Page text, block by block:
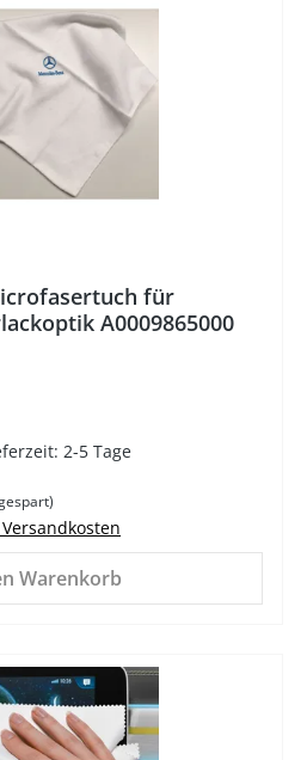
für
A0009865000
2-5 Tage
Warenkorb